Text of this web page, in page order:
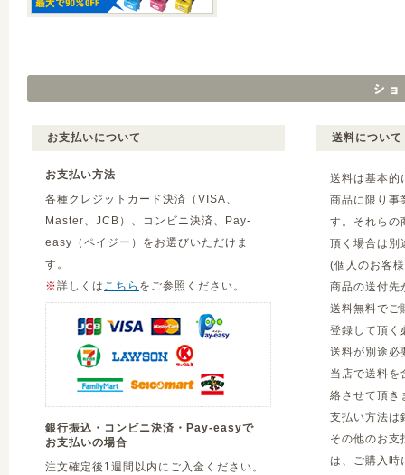
お支払いについて
お支払い方法
各種クレジットカード決済（VISA、
Master、JCB）、コンビニ決済、Pay-
easy（ペイジー）をお選びいただけま
す。
※詳しくは こちら をご参照ください。
銀行振込・コンビニ決済・Pay-easyで
お支払いの場合
注文確定後1週間以内にご入金ください。
送料について
送料は基本的
商品に限り事
す。それらの
頂く場合は別
(個人のお客
商品の送付先
送料無料でご
登録して頂く
送料が別途必
当店で送料を
絡させて頂き
支払い方法は
その他のお支
は、ご購入時